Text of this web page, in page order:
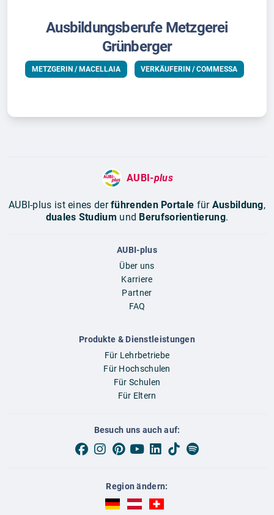
Ausbildungsberufe Metzgerei
Grünberger
METZGERIN / MACELLAIA VERKÄUFERIN / COMMESSA
AUBI-plus
AUBI-plus ist eines derführenden Portale für Ausbildung,
duales Studium und Berufsorientierung.
AUBI-plus
Über uns
Karriere
Partner
FAQ
Produkte & Dienstleistungen
Für Lehrbetriebe
Für Hochschulen
Für Schulen
Für Eltern
Besuch uns auch auf:
Region ändern:
AUBI-plus Deutschland (deutsch)
AUBI-plus Österreich (deutsch)
AUBI-plus Schweiz